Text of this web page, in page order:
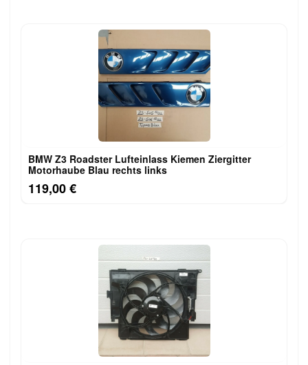
BMW Z3 Roadster Lufteinlass Ki​emen Ziergitter
Motorhaube Blau rechts links
119,00 €